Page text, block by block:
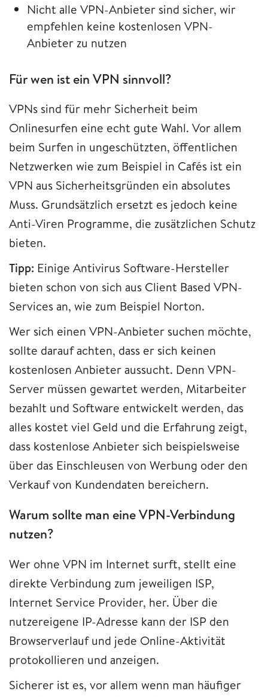
Nicht alle VPN-Anbieter sind sicher, wir
empfehlen keine kostenlosen VPN-
Anbieter zu nutzen
Für wen ist ein VPN sinnvoll?
VPNs sind für mehr Sicherheit beim
Onlinesurfen eine echt gute Wahl. Vor allem
beim Surfen in ungeschützten, öffentlichen
Netzwerken wie zum Beispiel in Cafés ist ein
VPN aus Sicherheitsgründen ein absolutes
Muss. Grundsätzlich ersetzt es jedoch keine
Anti-Viren Programme, die zusätzlichen Schutz
bieten.
Tipp: Einige Antivirus Software-Hersteller
bieten schon von sich aus Client Based VPN-
Services an, wie zum Beispiel Norton.
Wer sich einen VPN-Anbieter suchen möchte,
sollte darauf achten, dass er sich keinen
kostenlosen Anbieter aussucht. Denn VPN-
Server müssen gewartet werden, Mitarbeiter
bezahlt und Software entwickelt werden, das
alles kostet viel Geld und die Erfahrung zeigt,
dass kostenlose Anbieter sich beispielsweise
über das Einschleusen von Werbung oder den
Verkauf von Kundendaten bereichern.
Warum sollte man eine VPN-Verbindung
nutzen?
Wer ohne VPN im Internet surft, stellt eine
direkte Verbindung zum jeweiligen ISP,
Internet Service Provider, her. Über die
nutzereigene IP-Adresse kann der ISP den
Browserverlauf und jede Online-Aktivität
protokollieren und anzeigen.
Sicherer ist es, vor allem wenn man häufiger